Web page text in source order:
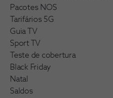
Pacotes NOS
Tarifários 5G
Guia TV
Sport TV
Teste de cobertura
Black Friday
Natal
Saldos